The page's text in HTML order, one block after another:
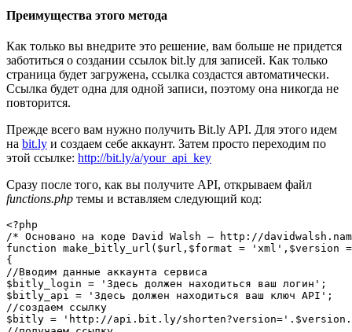
Преимущества этого метода
Как только вы внедрите это решение, вам больше не придется
заботиться о создании ссылок bit.ly для записей. Как только
страница будет загружена, ссылка создастся автоматически.
Ссылка будет одна для одной записи, поэтому она никогда не
повторится.
Прежде всего вам нужно получить Bit.ly API. Для этого идем
на bit.ly и создаем себе аккаунт. Затем просто переходим по
этой ссылке: http://bit.ly/a/your_api_key
Сразу после того, как вы получите API, открываем файл
functions.php темы и вставляем следующий код:
<?php
/* Основано на коде David Walsh – http://
function make_bitly_url($url,$format = 'xml',$version
{
//Вводим данные аккаунта сервиса
$bitly_login = 'Здесь должен находиться ваш логин';
$bitly_api = 'Здесь должен находиться ваш ключ API';
//создаем ссылку
$bitly = 'http://api.bit.ly/